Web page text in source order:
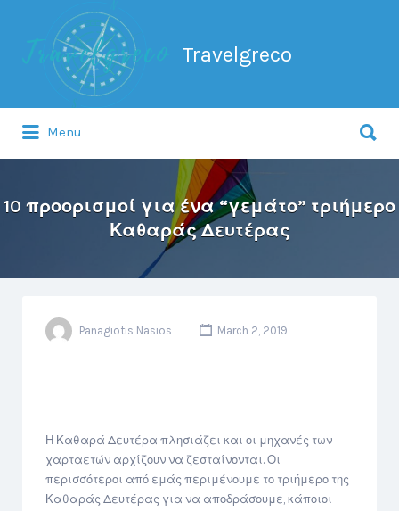
Travelgreco
Search
Menu
for:
10 προορισμοί για ένα “γεμάτο” τριήμερο
Καθαράς Δευτέρας
Panagiotis Nasios March 2, 2019
Η Καθαρά Δευτέρα πλησιάζει και οι μηχανές των
χαρταετών αρχίζουν να ζεσταίνονται. Οι
περισσότεροι από εμάς περιμένουμε το τριήμερο της
Καθαράς Δευτέρας για να αποδράσουμε, κάποιοι